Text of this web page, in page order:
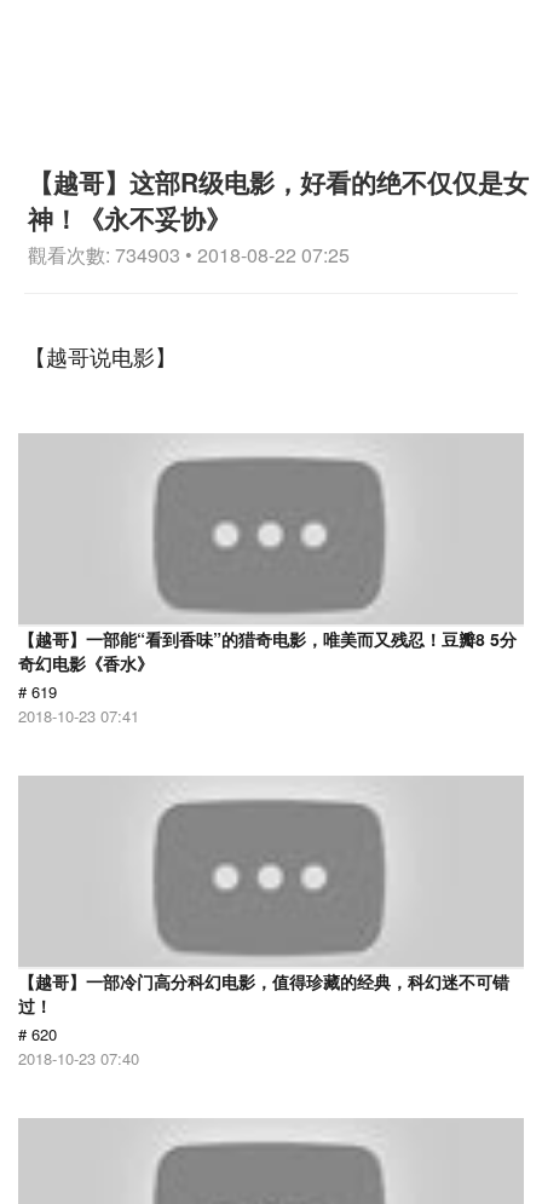
【越哥】这部R级电影，好看的绝不仅仅是女
神！《永不妥协》
觀看次數: 734903 • 2018-08-22 07:25
【越哥说电影】
【越哥】一部能“看到香味”的猎奇电影，唯美而又残忍！豆瓣8 5分
奇幻电影《香水》
# 619
2018-10-23 07:41
【越哥】一部冷门高分科幻电影，值得珍藏的经典，科幻迷不可错
过！
# 620
2018-10-23 07:40